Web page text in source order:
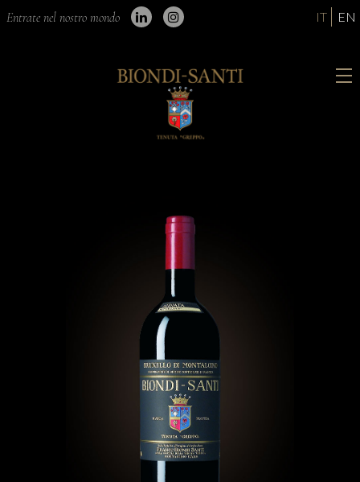
Entrate nel nostro mondo IT EN